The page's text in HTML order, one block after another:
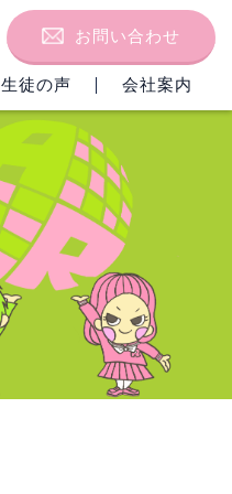
生徒の声 会社案内
お問い合わせ